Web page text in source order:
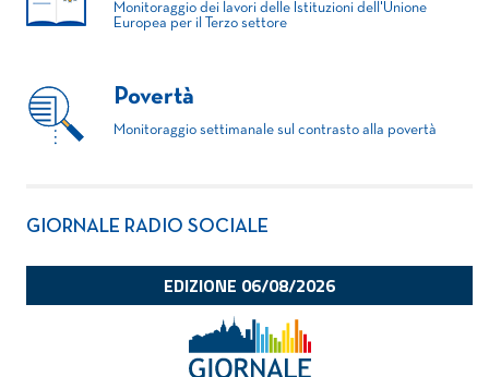
Monitoraggio dei lavori delle Istituzioni dell'Unione
Europea per il Terzo settore
Povertà
Monitoraggio settimanale sul contrasto alla povertà
GIORNALE RADIO SOCIALE